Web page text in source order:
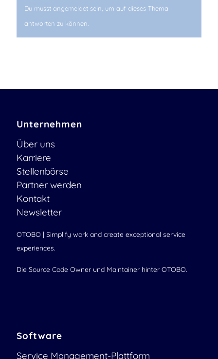
Du musst angemeldet sein, um auf dieses Thema
antworten zu können.
Unternehmen
Über uns
Karriere
Stellenbörse
Partner werden
Kontakt
Newsletter
OTOBO | Simplify work and create exceptional service
experiences.
Die Source Code Owner und Maintainer hinter OTOBO.
Software
Service Management-Plattform